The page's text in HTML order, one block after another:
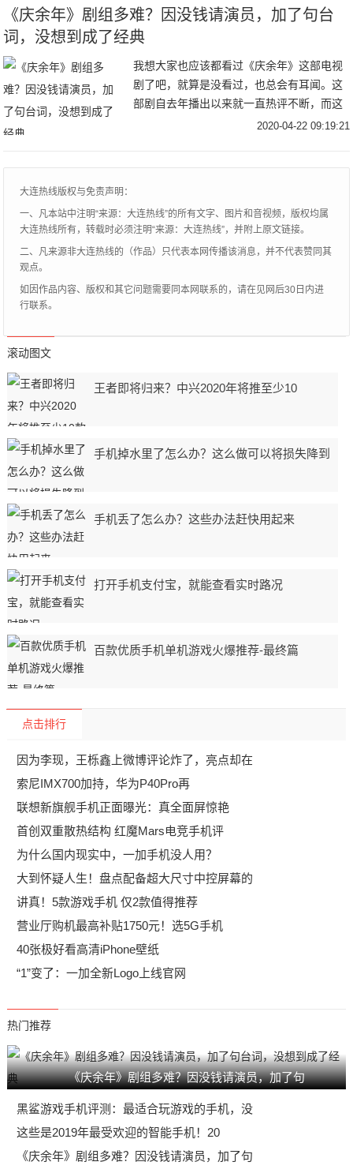
《庆余年》剧组多难？因没钱请演员，加了句台
词，没想到成了经典
我想大家也应该都看过《庆余年》这部电视
剧了吧，就算是没看过，也总会有耳闻。这
部剧自去年播出以来就一直热评不断，而这
部剧也同时带火了很多演员，像饰演王启年
2020-04-22 09:19:21
大连热线版权与免责声明：
一、凡本站中注明“来源：大连热线”的所有文字、图片和音视频，版权均属
大连热线所有，转载时必须注明“来源：大连热线”，并附上原文链接。
二、凡来源非大连热线的（作品）只代表本网传播该消息，并不代表赞同其
观点。
如因作品内容、版权和其它问题需要同本网联系的，请在见网后30日内进
行联系。
滚动图文
王者即将归来？中兴2020年将推至少10
手机掉水里了怎么办？这么做可以将损失降到
手机丢了怎么办？这些办法赶快用起来
打开手机支付宝，就能查看实时路况
百款优质手机单机游戏火爆推荐-最终篇
点击排行
因为李现，王栎鑫上微博评论炸了，亮点却在
索尼IMX700加持，华为P40Pro再
联想新旗舰手机正面曝光：真全面屏惊艳
首创双重散热结构 红魔Mars电竞手机评
为什么国内现实中，一加手机没人用？
大到怀疑人生！盘点配备超大尺寸中控屏幕的
讲真！5款游戏手机 仅2款值得推荐
营业厅购机最高补贴1750元！选5G手机
40张极好看高清iPhone壁纸
“1”变了：一加全新Logo上线官网
热门推荐
《庆余年》剧组多难？因没钱请演员，加了句
黑鲨游戏手机评测：最适合玩游戏的手机，没
这些是2019年最受欢迎的智能手机！20
《庆余年》剧组多难？因没钱请演员，加了句